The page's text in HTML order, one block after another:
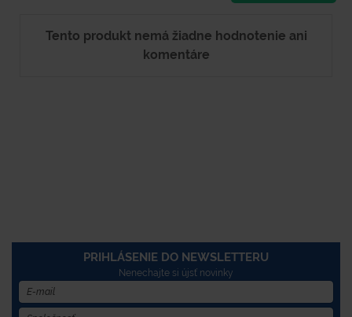
Tento produkt nemá žiadne hodnotenie ani
komentáre
PRIHLÁSENIE DO NEWSLETTERU
Nenechajte si újsť novinky